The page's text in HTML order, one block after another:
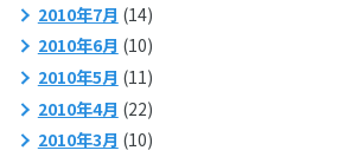
2010年7月 (14)
2010年6月 (10)
2010年5月 (11)
2010年4月 (22)
2010年3月 (10)